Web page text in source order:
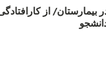
بیمارستان/ از